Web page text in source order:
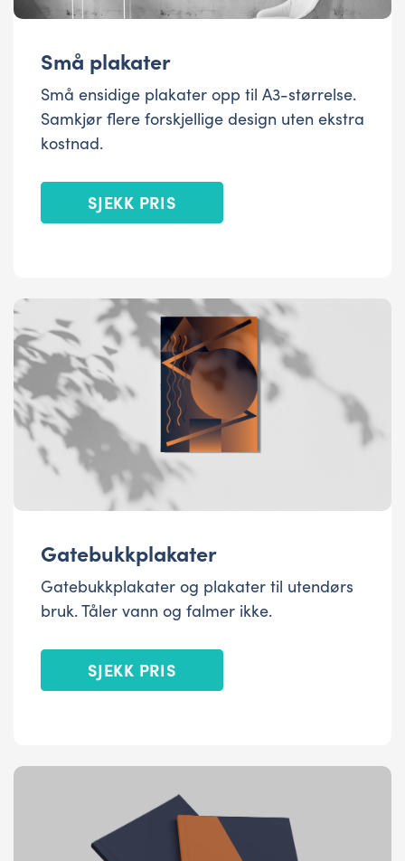
Små plakater
Små ensidige plakater opp til A3-størrelse.
Samkjør flere forskjellige design uten ekstra
kostnad.
SJEKK PRIS
Gatebukkplakater
Gatebukkplakater og plakater til utendørs
bruk. Tåler vann og falmer ikke.
SJEKK PRIS